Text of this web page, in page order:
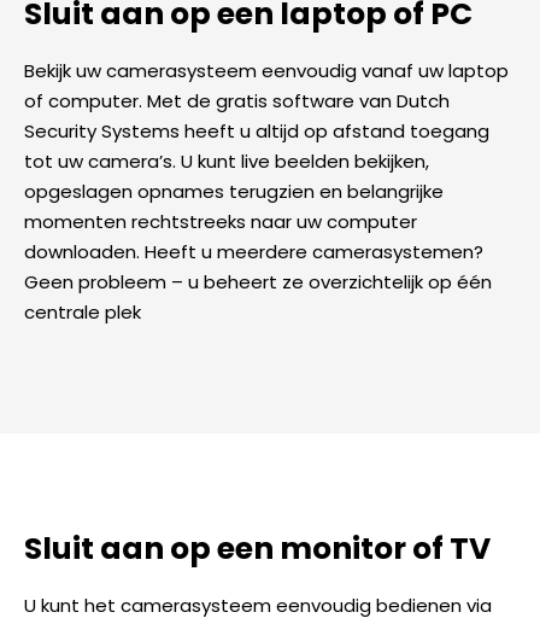
Sluit aan op een laptop of PC
Bekijk uw camerasysteem eenvoudig vanaf uw laptop
of computer. Met de gratis software van Dutch
Security Systems heeft u altijd op afstand toegang
tot uw camera’s. U kunt live beelden bekijken,
opgeslagen opnames terugzien en belangrijke
momenten rechtstreeks naar uw computer
downloaden. Heeft u meerdere camerasystemen?
Geen probleem – u beheert ze overzichtelijk op één
centrale plek
Sluit aan op een monitor of TV
U kunt het camerasysteem eenvoudig bedienen via